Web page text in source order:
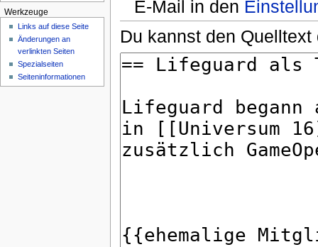
E-Mail in den
Du kannst den
Werkzeuge
Links auf diese Seite
Änderungen an
verlinkten Seiten
Spezialseiten
Seiteninformationen